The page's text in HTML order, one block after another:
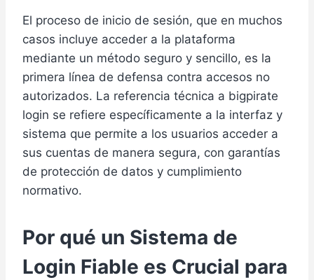
El proceso de inicio de sesión, que en muchos
casos incluye acceder a la plataforma
mediante un método seguro y sencillo, es la
primera línea de defensa contra accesos no
autorizados. La referencia técnica a bigpirate
login se refiere específicamente a la interfaz y
sistema que permite a los usuarios acceder a
sus cuentas de manera segura, con garantías
de protección de datos y cumplimiento
normativo.
Por qué un Sistema de
Login Fiable es Crucial para